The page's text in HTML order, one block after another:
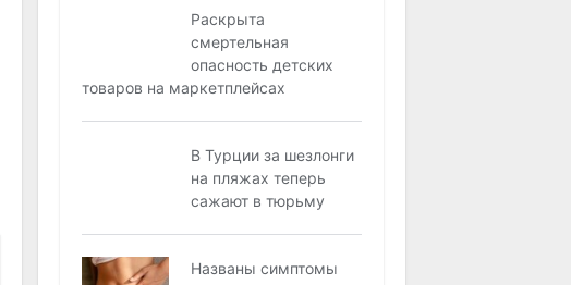
Раскрыта
смертельная
опасность детских
товаров на маркетплейсах
В Турции за шезлонги
на пляжах теперь
сажают в тюрьму
Названы симптомы